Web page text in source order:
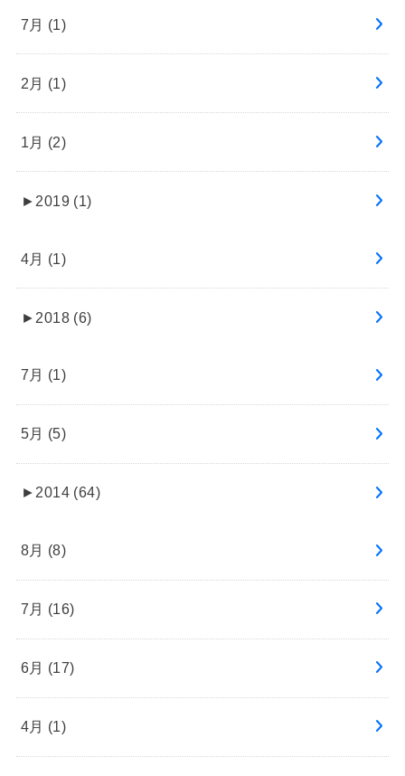
7月 (1)
2月 (1)
1月 (2)
► 2019 (1)
4月 (1)
► 2018 (6)
7月 (1)
5月 (5)
► 2014 (64)
8月 (8)
7月 (16)
6月 (17)
4月 (1)